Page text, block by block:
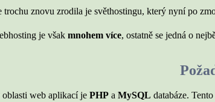
trochu znovu zrodila je světhostingu, který nyní po
je však mnohem více, ostatně se jedná o
web aplikací je PHP a MySQL databáze.